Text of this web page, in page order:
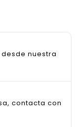
nuestra
contacta con